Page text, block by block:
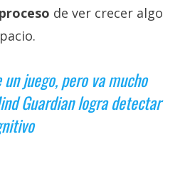
de ver crecer algo
juego, pero va mucho
Guardian logra detectar